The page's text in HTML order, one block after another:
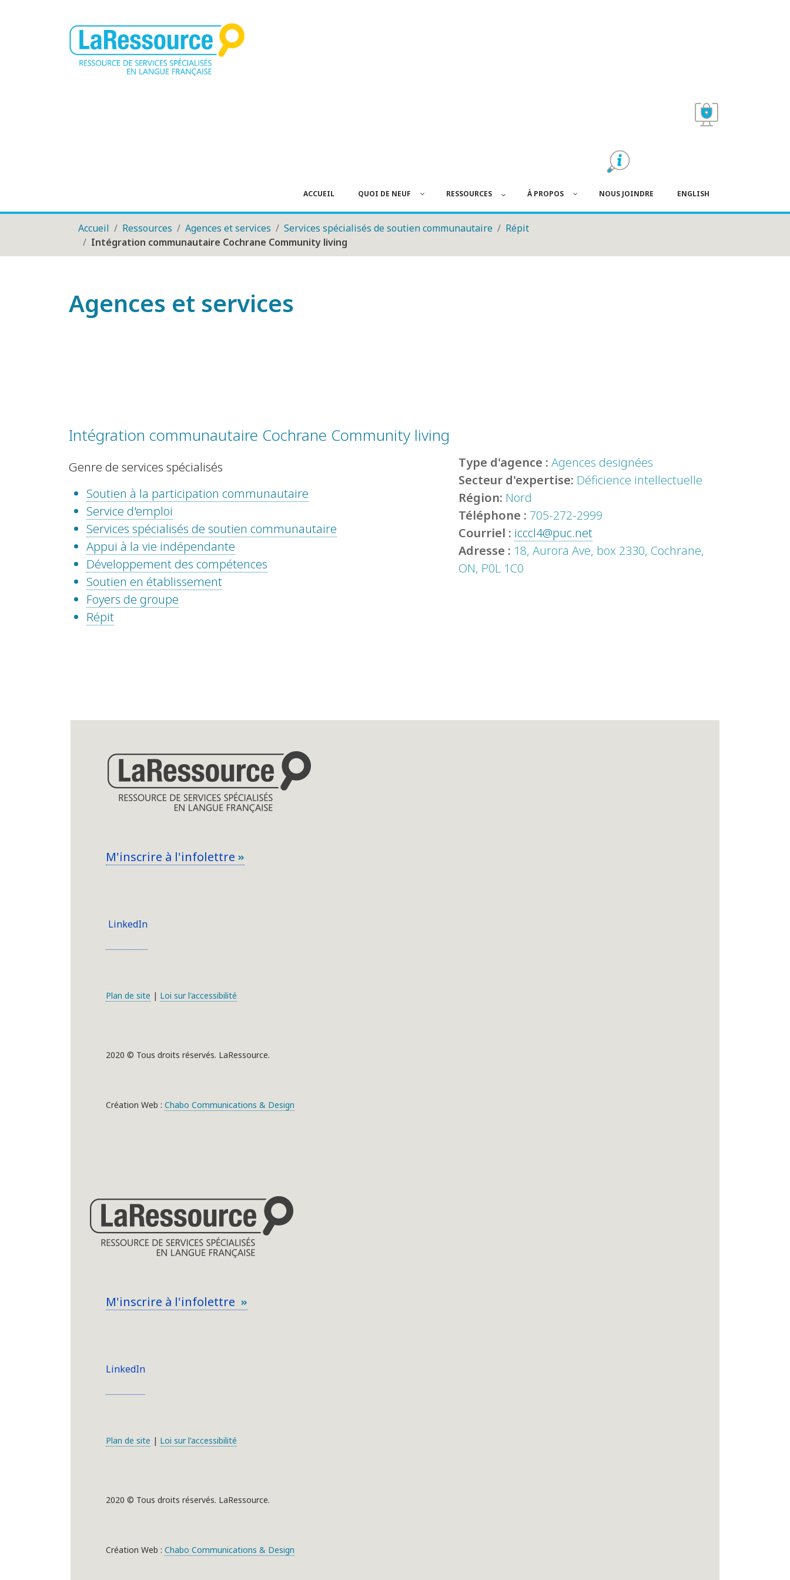
ACCUEIL QUOI DE NEUF RESSOURCES À PROPOS NOUS JOINDRE ENGLISH
Accueil Ressources Agences et services Services spécialisés de soutien communautaire
Répit
Intégration communautaire Cochrane Community living
Agences et services
Intégration communautaire Cochrane Community living
Genre de services spécialisés
Soutien à la participation communautaire
Service d'emploi
Services spécialisés de soutien communautaire
Appui à la vie indépendante
Développement des compétences
Soutien en établissement
Foyers de groupe
Répit
Type d'agence : Agences designées
Secteur d'expertise: Déficience intellectuelle
Région: Nord
Téléphone : 705-272-2999
Courriel : icccl4@puc.net
Adresse : 18, Aurora Ave, box 2330, Cochrane,
ON, P0L 1C0
M'inscrire à l'infolettre
LinkedIn
Plan de site | Loi sur l'accessibilité
2020 © Tous droits réservés. LaRessource.
Création Web : Chabo Communications & Design
M'inscrire à l'infolettre
LinkedIn
Plan de site | Loi sur l'accessibilité
2020 © Tous droits réservés. LaRessource.
Création Web : Chabo Communications & Design